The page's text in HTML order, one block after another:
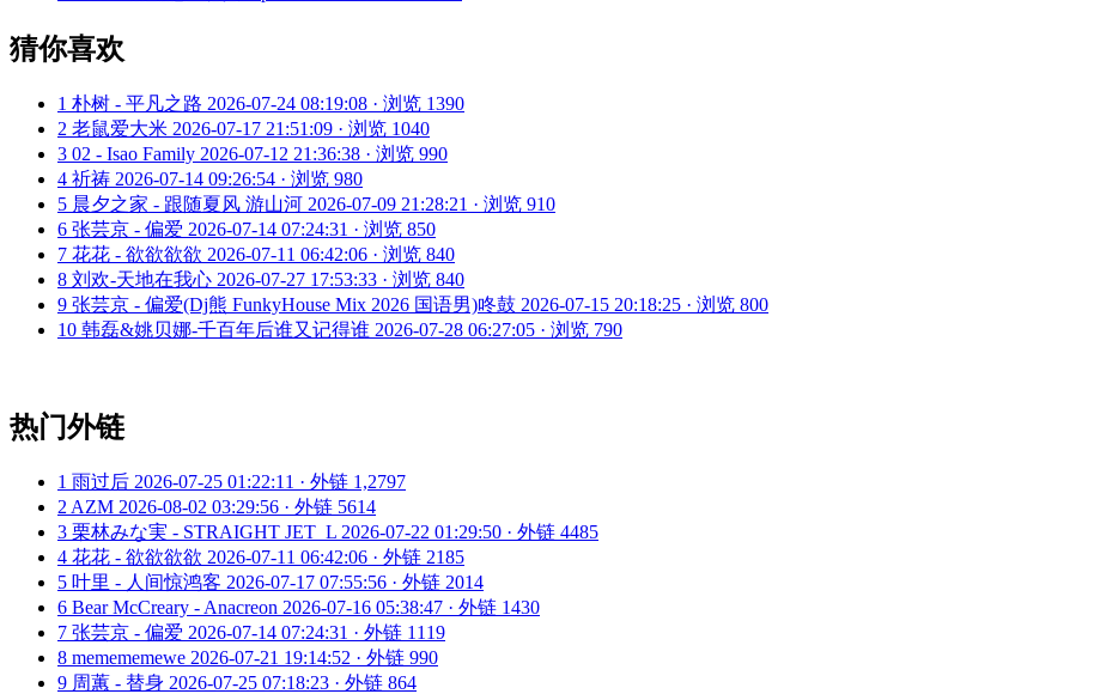
猜你喜欢
1 朴树 - 平凡之路 2026-07-24 08:19:08 · 浏览 1390
2 老鼠爱大米 2026-07-17 21:51:09 · 浏览 1040
3 02 - Isao Family 2026-07-12 21:36:38 · 浏览 990
4 祈祷 2026-07-14 09:26:54 · 浏览 980
5 晨夕之家 - 跟随夏风 游山河 2026-07-09 21:28:21 · 浏览 910
6 张芸京 - 偏爱 2026-07-14 07:24:31 · 浏览 850
7 花花 - 欲欲欲欲 2026-07-11 06:42:06 · 浏览 840
8 刘欢-天地在我心 2026-07-27 17:53:33 · 浏览 840
9 张芸京 - 偏爱(Dj熊 FunkyHouse Mix 2026 国语男)咚鼓 2026-07-15 20:18:25 · 浏览 800
10 韩磊&姚贝娜-千百年后谁又记得谁 2026-07-28 06:27:05 · 浏览 790
热门外链
1 雨过后 2026-07-25 01:22:11 · 外链 1,2797
2 AZM 2026-08-02 03:29:56 · 外链 5614
3 栗林みな実 - STRAIGHT JET_L 2026-07-22 01:29:50 · 外链 4485
4 花花 - 欲欲欲欲 2026-07-11 06:42:06 · 外链 2185
5 叶里 - 人间惊鸿客 2026-07-17 07:55:56 · 外链 2014
6 Bear McCreary - Anacreon 2026-07-16 05:38:47 · 外链 1430
7 张芸京 - 偏爱 2026-07-14 07:24:31 · 外链 1119
8 memememewe 2026-07-21 19:14:52 · 外链 990
9 周蕙 - 替身 2026-07-25 07:18:23 · 外链 864